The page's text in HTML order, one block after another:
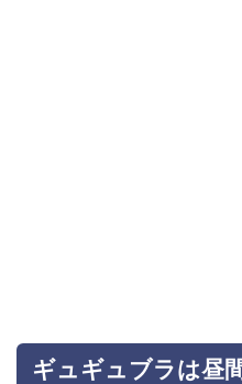
ギュギュブラは昼